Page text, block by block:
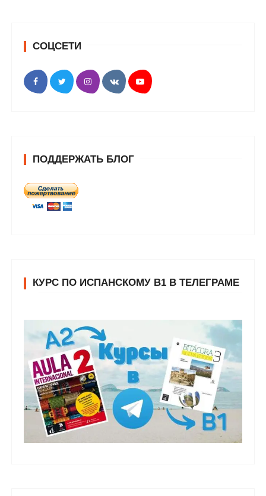
СОЦСЕТИ
ПОДДЕРЖАТЬ БЛОГ
КУРС ПО ИСПАНСКОМУ В1 В ТЕЛЕГРАМЕ